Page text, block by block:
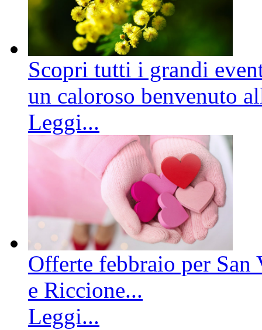
Scopri tutti i grandi
un caloroso benvenuto
Leggi...
Offerte febbraio per
e Riccione...
Leggi...